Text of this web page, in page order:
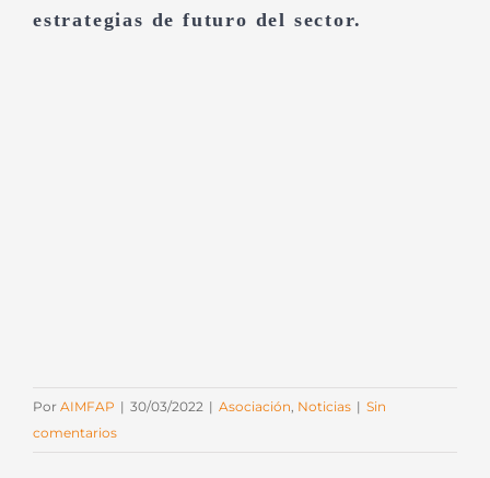
estrategias de futuro del sector.
Por AIMFAP | 30/03/2022 | Asociación Noticias | Sin
comentarios